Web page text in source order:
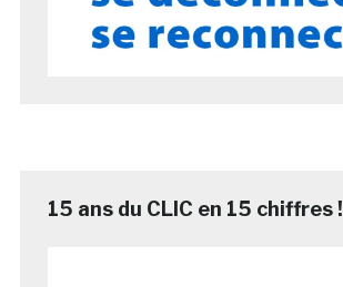
15 ans du CLIC en 15 chiffres !